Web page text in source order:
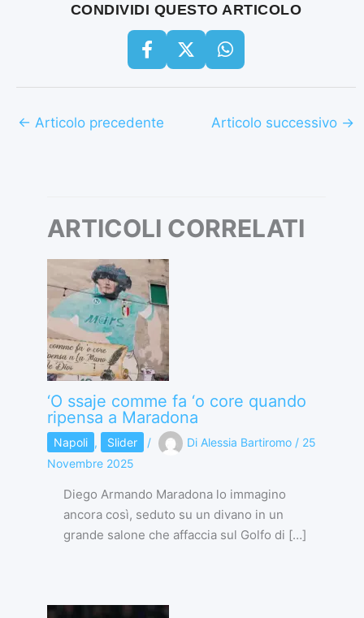
CONDIVIDI QUESTO ARTICOLO
← Articolo precedente Articolo successivo →
ARTICOLI CORRELATI
‘O ssaje comme fa ‘o core quando
ripensa a Maradona
Napoli , Slider / Di Alessia Bartiromo / 25
Novembre 2025
Diego Armando Maradona lo immagino
ancora così, seduto su un divano in un
grande salone che affaccia sul Golfo di […]